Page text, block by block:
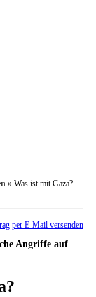
» Was ist mit Gaza?
per E-Mail versenden
Angriffe auf